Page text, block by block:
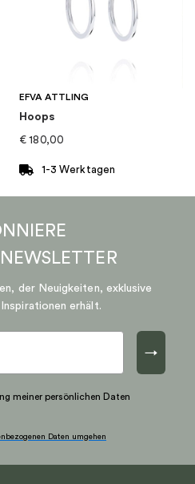
EFVA ATTLING
Hoops
€ 180,00
1-3 Werktagen
NEWSLETTER
der Neuigkeiten, exklusive
erhält.
→
meiner persönlichen Daten
Daten umgehen